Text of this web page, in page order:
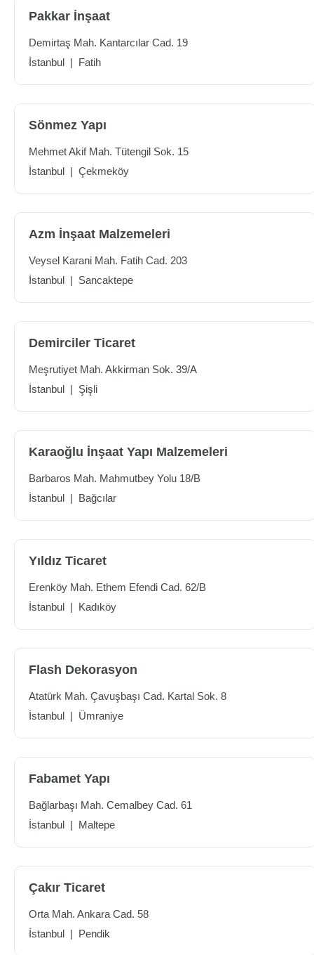
Pakkar İnşaat
Demirtaş Mah. Kantarcılar Cad. 19
İstanbul | Fatih
Sönmez Yapı
Mehmet Akif Mah. Tütengil Sok. 15
İstanbul | Çekmeköy
Azm İnşaat Malzemeleri
Veysel Karani Mah. Fatih Cad. 203
İstanbul | Sancaktepe
Demirciler Ticaret
Meşrutiyet Mah. Akkirman Sok. 39/A
İstanbul | Şişli
Karaoğlu İnşaat Yapı Malzemeleri
Barbaros Mah. Mahmutbey Yolu 18/B
İstanbul | Bağcılar
Yıldız Ticaret
Erenköy Mah. Ethem Efendi Cad. 62/B
İstanbul | Kadıköy
Flash Dekorasyon
Atatürk Mah. Çavuşbaşı Cad. Kartal Sok. 8
İstanbul | Ümraniye
Fabamet Yapı
Bağlarbaşı Mah. Cemalbey Cad. 61
İstanbul | Maltepe
Çakır Ticaret
Orta Mah. Ankara Cad. 58
İstanbul | Pendik